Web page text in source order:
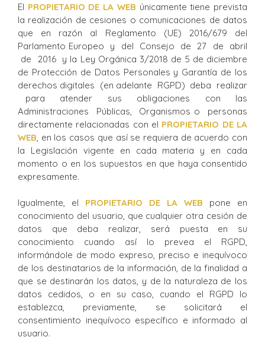
El PROPIETARIO DE LA WEB únicamente tiene prevista
la realización de cesiones o comunicaciones de datos
que en razón al Reglamento (UE) 2016/679 del
Parlamento Europeo y del Consejo de 27 de abril
de 2016 y la Ley Orgánica 3/2018 de 5 de diciembre
de Protección de Datos Personales y Garantía de los
derechos digitales (en adelante RGPD) deba realizar
para atender sus obligaciones con las
Administraciones Públicas, Organismos o personas
directamente relacionadas con el PROPIETARIO DE LA
WEB , en los casos que así se requiera de acuerdo con
la Legislación vigente en cada materia y en cada
momento o en los supuestos en que haya consentido
expresamente.
Igualmente, el PROPIETARIO DE LA WEB pone en
conocimiento del usuario, que cualquier otra cesión de
datos que deba realizar, será puesta en su
conocimiento cuando así lo prevea el RGPD,
informándole de modo expreso, preciso e inequívoco
de los destinatarios de la información, de la finalidad a
que se destinarán los datos, y de la naturaleza de los
datos cedidos, o en su caso, cuando el RGPD lo
establezca, previamente, se solicitará el
consentimiento inequívoco específico e informado al
usuario.